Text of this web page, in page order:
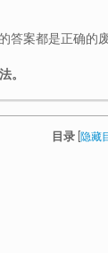
答案都是正确的
。
目录 隐藏